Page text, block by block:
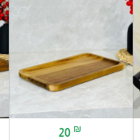
20 ₪